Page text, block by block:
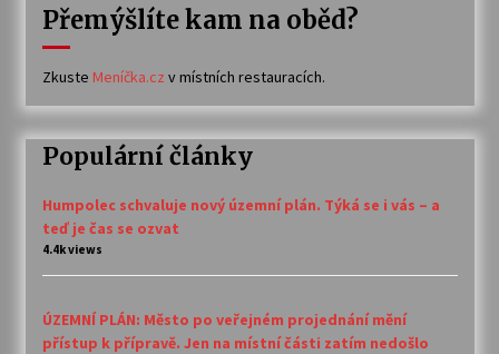
Přemýšlíte kam na oběd?
Zkuste Meníčka.cz v místních restauracích.
Populární články
Humpolec schvaluje nový územní plán. Týká se i vás – a
teď je čas se ozvat
4.4k views
ÚZEMNÍ PLÁN: Město po veřejném projednání mění
přístup k přípravě. Jen na místní části zatím nedošlo